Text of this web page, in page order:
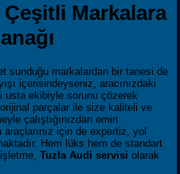
Markalara
sunduğu markalardan bir tanesi de
içerisindeyseniz, aracınızdaki
usta ekibiyle sorunu çözerek
parçalar ile size kaliteli ve
çalıştığınızdan emin
için de expertiz, yol
Hem lüks hem de standart
Tuzla Audi servisi olarak